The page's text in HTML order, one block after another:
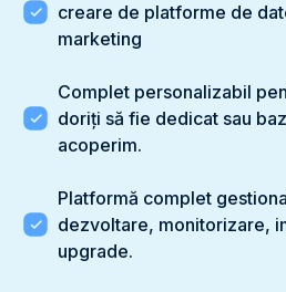
creare de platforme de
marketing
Complet personalizabil
doriți să fie dedicat sau
acoperim.
Platformă complet
dezvoltare, monitorizare,
upgrade.